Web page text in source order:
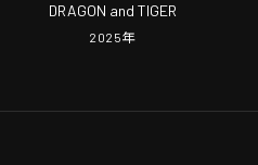
DRAGON and TIGER
2025年